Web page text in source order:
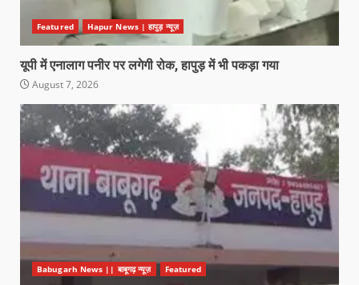
Featured Hapur News | हापुड़ न्यूज़
यूपी में एनालाग पनीर पर लगेगी रोक, हापुड़ में भी पकड़ा गया
August 7, 2026
Babugarh News || बाबूगढ़ न्यूज़ Featured